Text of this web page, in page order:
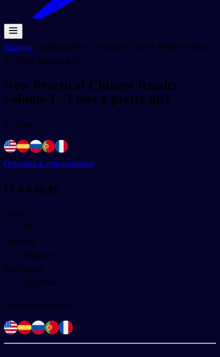
Колоды/Textbooks/New Practical Chinese Reader volume
1 - I met a pretty girl
New Practical Chinese Reader
volume 1 - I met a pretty girl
45 слов
Открыть в приложении
О колоде
Слова
45
Уровень
Begginer
Категория
Textbooks
Доступные языки